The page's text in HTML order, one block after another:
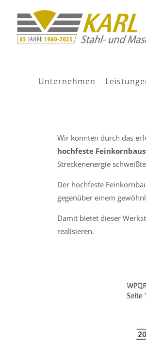
Unternehmen
Schweißen
Wir konnten durch das
hochfeste
Streckenenergie
Der hochfeste
gegenüber einem
Damit bietet dieser
realisieren.